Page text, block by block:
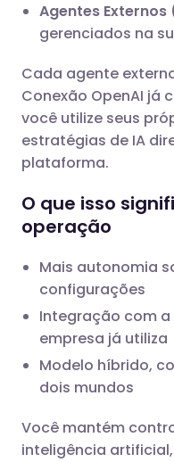
Agentes Externos
gerenciados na
Cada agente
Conexão OpenAI já
você utilize seus
estratégias de IA
plataforma.
O que isso
operação
Mais autonomia
configurações
Integração com a
empresa já utiliza
Modelo híbrido,
dois mundos
Você mantém
inteligência